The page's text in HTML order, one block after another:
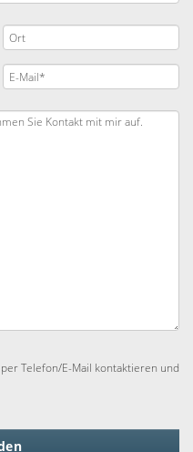
Telefon/E-Mail kontaktieren und